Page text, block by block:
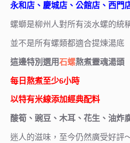
永和店、慶城店、公館店、西門
螺螄是柳州人對所有淡水螺的統
並不是所有螺類都適合提煉湯底
這邊特別選用石螺熬煮靈魂湯頭
每日熬煮至少6小時
以特有米線添加經典配料
酸筍、豌豆、木耳、花生、油炸
迷人的滋味，至今仍然廣受好評